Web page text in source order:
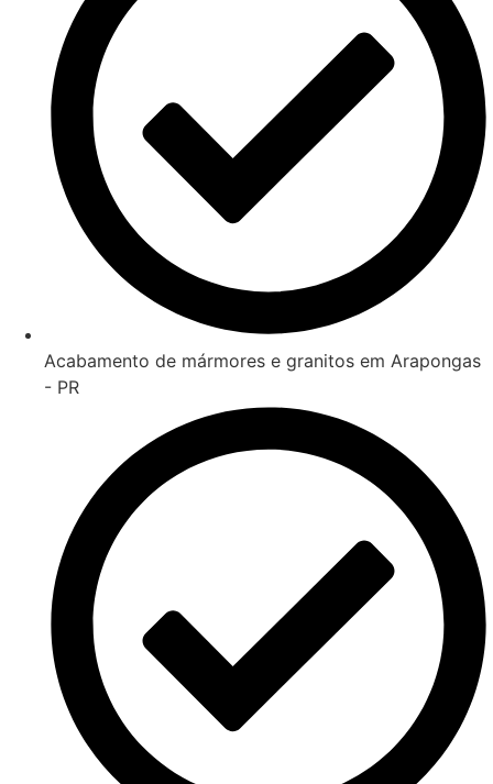
Acabamento de mármores e granitos em Arapongas
- PR